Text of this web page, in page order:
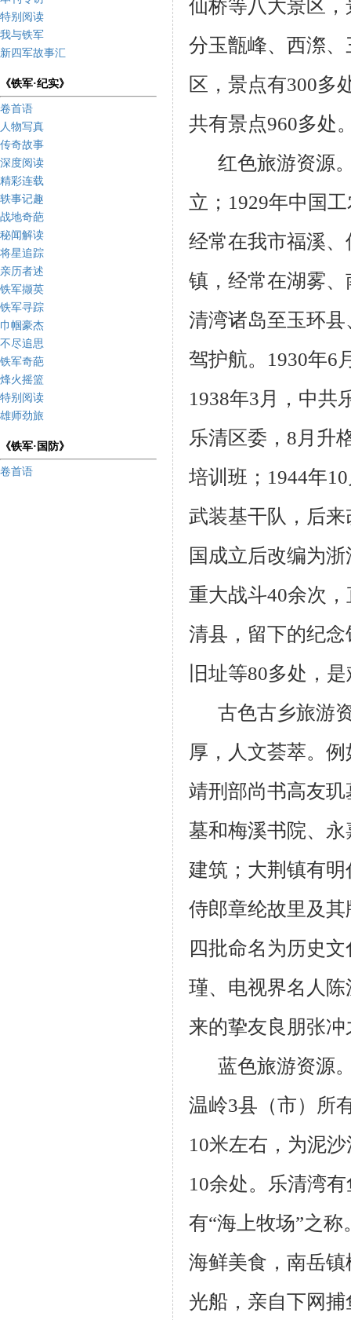
特别阅读
我与铁军
新四军故事汇
《铁军·纪实》
卷首语
人物写真
传奇故事
深度阅读
精彩连载
轶事记趣
战地奇葩
秘闻解读
将星追踪
亲历者述
铁军撷英
铁军寻踪
巾帼豪杰
不尽追思
铁军奇葩
烽火摇篮
特别阅读
雄师劲旅
《铁军·国防》
卷首语
仙桥等八大景区，
分玉甑峰、西漈
区，景点有300多
共有景点960多处
红色旅游资源
立； 1929年中国
经常在我市福溪
镇，经常在湖雾
清湾诸岛至玉环
驾护航。 1930年6
1938年3月，中共
乐清区委， 8月升
培训班； 1944年10
武装基干队，后
国成立后改编为
重大战斗40余次
清县，留下的纪
旧址等80多处，
古色古乡旅游
厚，人文荟萃。
靖刑部尚书高友
墓和梅溪书院、
建筑；大荆镇有
侍郎章纶故里及
四批命名为历史
瑾、电视界名人
来的挚友良朋张冲
蓝色旅游资源
温岭3县（市）所
10米左右，为泥
10余处。乐清湾
有“海上牧场”之
海鲜美食，南岳
光船，亲自下网